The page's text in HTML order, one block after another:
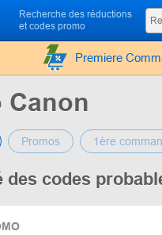
Recherche des réductions
et codes promo
Premiere
Canon
Promos 1ère
des codes